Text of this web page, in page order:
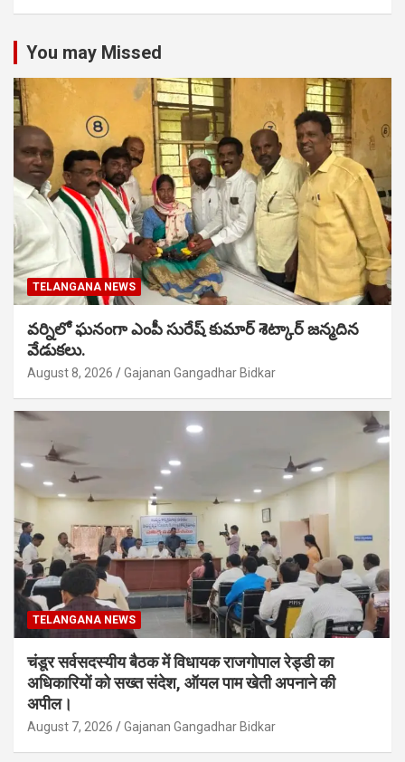
You may Missed
TELANGANA NEWS
వర్నిలో ఘనంగా ఎంపీ సురేష్ కుమార్ శెట్కార్ జన్మదిన
వేడుకలు.
August 8, 2026 Gajanan Gangadhar Bidkar
TELANGANA NEWS
चंडूर सर्वसदस्यीय बैठक में विधायक राजगोपाल रेड्डी का
अधिकारियों को सख्त संदेश, ऑयल पाम खेती अपनाने की
अपील।
August 7, 2026 Gajanan Gangadhar Bidkar